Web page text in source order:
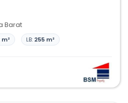
Barat
m² LB: 255 m²